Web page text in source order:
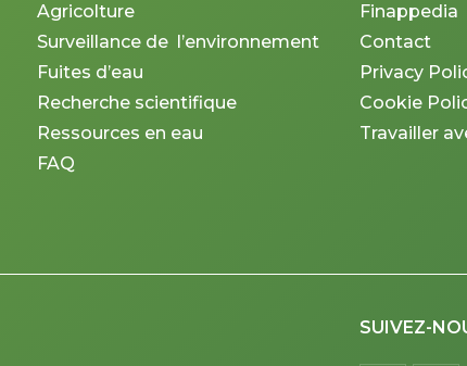
Agricolture
Surveillance de l’environnement
Fuites d’eau
Recherche scientifique
Ressources en eau
FAQ
Finappedia
Contact
Privacy
Cookie
Travailler
SUIVEZ-